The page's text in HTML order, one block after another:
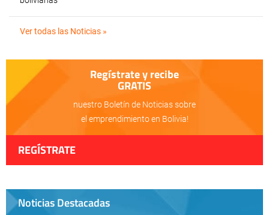
Ver todas las Noticias »
Regístrate y recibe
GRATIS
nuestro Boletín de Noticias sobre
el emprendimiento en Bolivia!
REGÍSTRATE
Noticias Destacadas